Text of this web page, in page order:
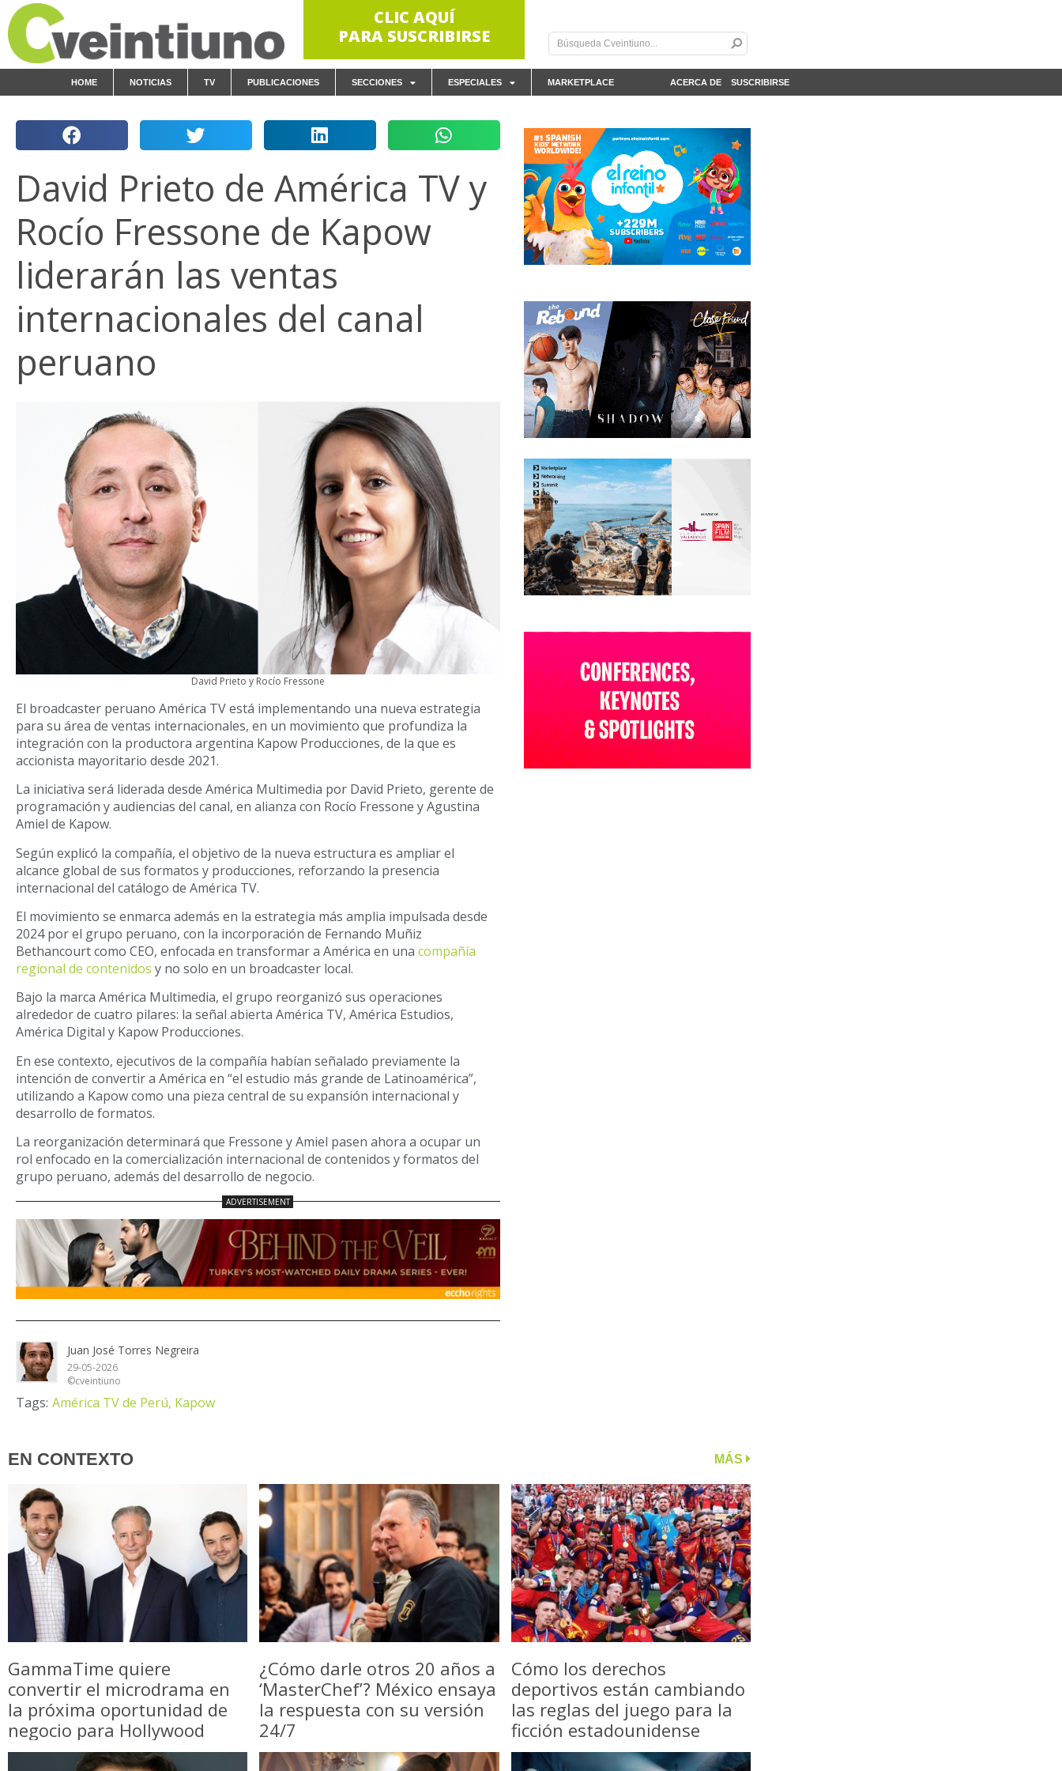
CLIC AQUÍ
PARA SUSCRIBIRSE
ACERCA DE
HOME NOTICIAS TV PUBLICACIONES SECCIONES ESPECIALES MARKETPLACE SUSCRIBIRSE
David Prieto de América TV y
Rocío Fressone de Kapow
liderarán las ventas
internacionales del canal
peruano
David Prieto y Rocío Fressone
El broadcaster peruano América TV está implementando una nueva estrategia
para su área de ventas internacionales, en un movimiento que profundiza la
integración con la productora argentina Kapow Producciones, de la que es
accionista mayoritario desde 2021.
La iniciativa será liderada desde América Multimedia por David Prieto, gerente de
programación y audiencias del canal, en alianza con Rocío Fressone y Agustina
Amiel de Kapow.
Según explicó la compañía, el objetivo de la nueva estructura es ampliar el
alcance global de sus formatos y producciones, reforzando la presencia
internacional del catálogo de América TV.
El movimiento se enmarca además en la estrategia más amplia impulsada desde
2024 por el grupo peruano, con la incorporación de Fernando Muñiz
Bethancourt como CEO, enfocada en transformar a América en una compañía
regional de contenidos y no solo en un broadcaster local.
Bajo la marca América Multimedia, el grupo reorganizó sus operaciones
alrededor de cuatro pilares: la señal abierta América TV, América Estudios,
América Digital y Kapow Producciones.
En ese contexto, ejecutivos de la compañía habían señalado previamente la
intención de convertir a América en “el estudio más grande de Latinoamérica”,
utilizando a Kapow como una pieza central de su expansión internacional y
desarrollo de formatos.
La reorganización determinará que Fressone y Amiel pasen ahora a ocupar un
rol enfocado en la comercialización internacional de contenidos y formatos del
grupo peruano, además del desarrollo de negocio.
Juan José Torres Negreira
29-05-2026
©cveintiuno
Tags: América TV de Perú, Kapow
EN CONTEXTO MÁS
GammaTime quiere
convertir el microdrama en
la próxima oportunidad de
negocio para Hollywood
¿Cómo darle otros 20 años a
‘MasterChef’? México ensaya
la respuesta con su versión
24/7
Cómo los derechos
deportivos están cambiando
las reglas del juego para la
ficción estadounidense